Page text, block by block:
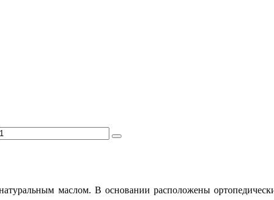
маслом. В основании расположены